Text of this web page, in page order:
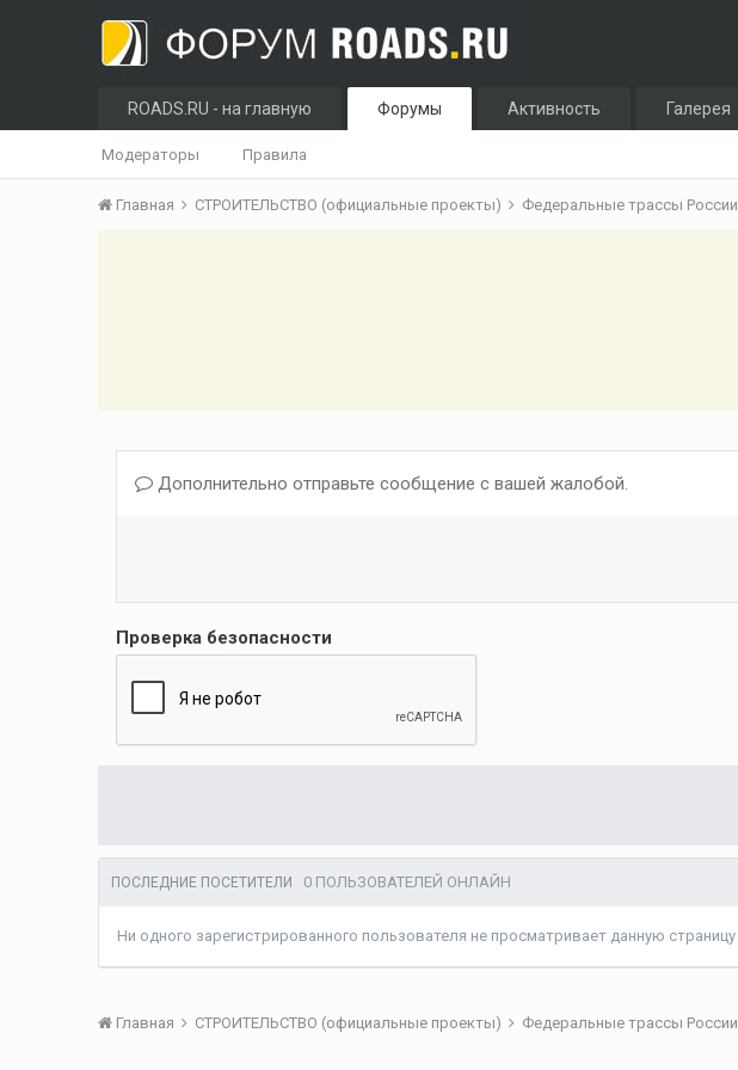
ROADS.RU - на главную Форумы
Модераторы Правила
Активность Галерея
Главная СТРОИТЕЛЬСТВО (официальные проекты) Федеральные трассы России
Дополнительно отправьте сообщение с вашей жалобой.
Проверка безопасности
ПОСЛЕДНИЕ ПОСЕТИТЕЛИ 0 ПОЛЬЗОВАТЕЛЕЙ ОНЛАЙН
Ни одного зарегистрированного пользователя не просматривает данную страницу
Главная СТРОИТЕЛЬСТВО (официальные проекты) Федеральные трассы России